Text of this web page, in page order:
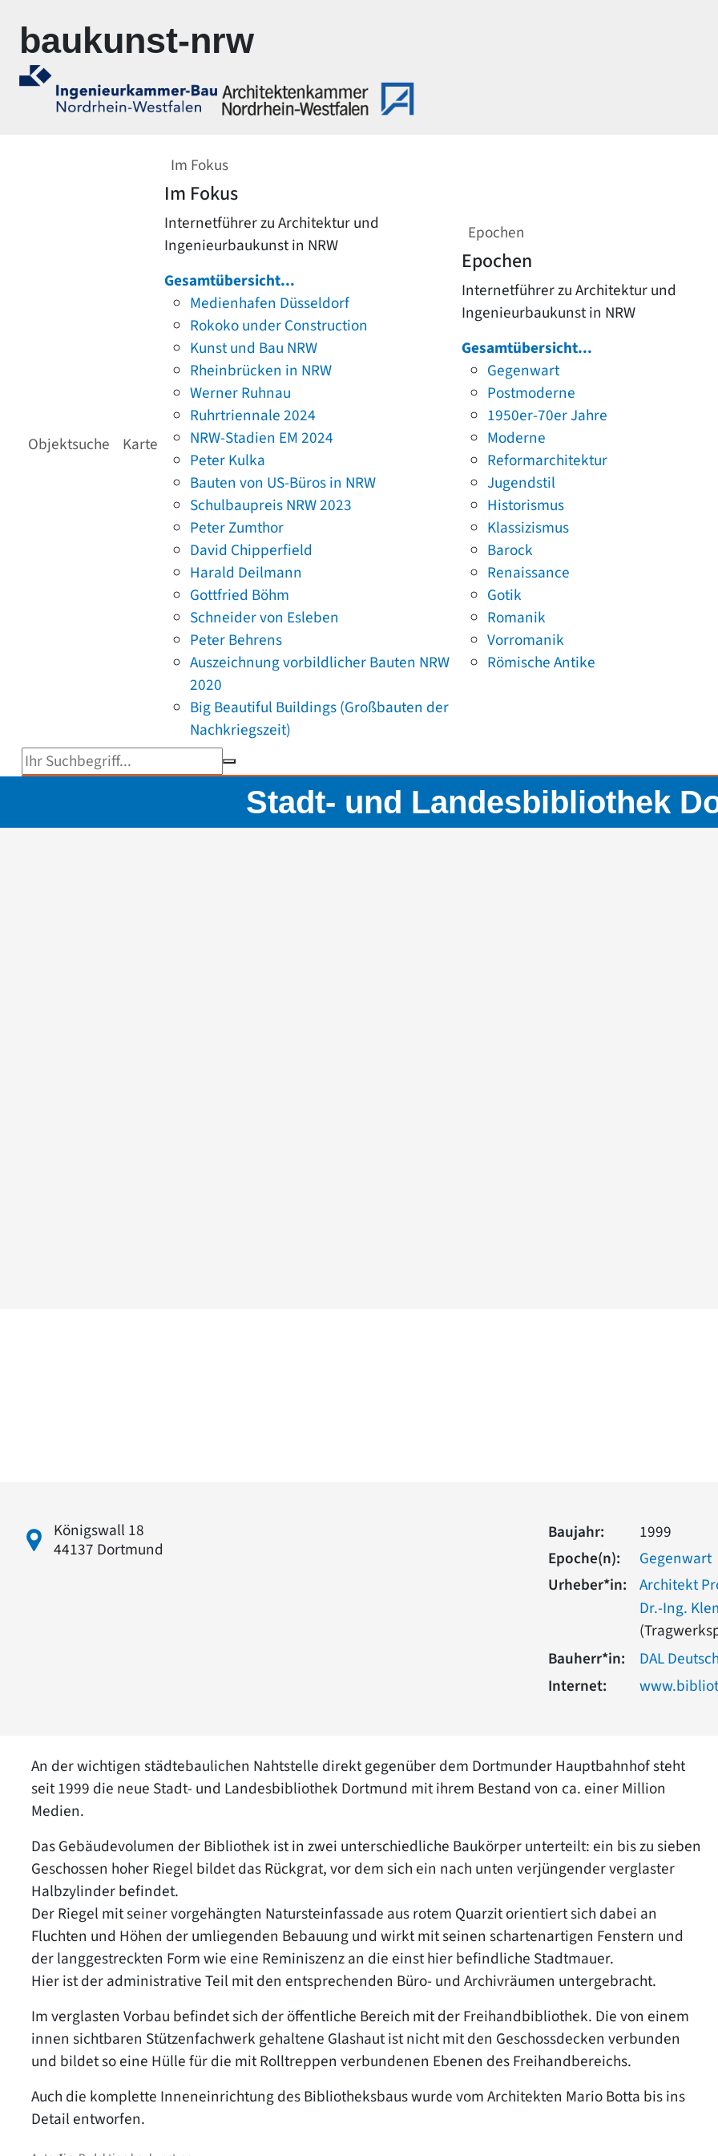
baukunst-nrw
Objektsuche Karte
Im Fokus
Im Fokus
Internetführer zu Architektur und
Ingenieurbaukunst in NRW
Gesamtübersicht...
Medienhafen Düsseldorf
Rokoko under Construction
Kunst und Bau NRW
Rheinbrücken in NRW
Werner Ruhnau
Ruhrtriennale 2024
NRW-Stadien EM 2024
Peter Kulka
Bauten von US-Büros in NRW
Schulbaupreis NRW 2023
Peter Zumthor
David Chipperfield
Harald Deilmann
Gottfried Böhm
Schneider von Esleben
Peter Behrens
Auszeichnung vorbildlicher Bauten NRW
2020
Big Beautiful Buildings (Großbauten der
Nachkriegszeit)
Epochen
Epochen
Internetführer zu Architektur und
Ingenieurbaukunst in NRW
Gesamtübersicht...
Gegenwart
Postmoderne
1950er-70er Jahre
Moderne
Reformarchitektur
Jugendstil
Historismus
Klassizismus
Barock
Renaissance
Gotik
Romanik
Vorromanik
Römische Antike
Suchbegriff eingeben
Stadt- und Landesbibliothek
Königswall 18
44137 Dortmund
Baujahr:
1999
Epoche(n):
Gegenwart
Urheber*in:
Architekt
Dr.-Ing.
Bauherr*in:
DAL
Internet:
An der wichtigen städtebaulichen Nahtstelle direkt gegenüber dem Dortmunder Hauptbahnhof steht
seit 1999 die neue Stadt- und Landesbibliothek Dortmund mit ihrem Bestand von ca. einer Million
Medien.
Das Gebäudevolumen der Bibliothek ist in zwei unterschiedliche Baukörper unterteilt: ein bis zu sieben
Geschossen hoher Riegel bildet das Rückgrat, vor dem sich ein nach unten verjüngender verglaster
Halbzylinder befindet.
Der Riegel mit seiner vorgehängten Natursteinfassade aus rotem Quarzit orientiert sich dabei an
Fluchten und Höhen der umliegenden Bebauung und wirkt mit seinen schartenartigen Fenstern und
der langgestreckten Form wie eine Reminiszenz an die einst hier befindliche Stadtmauer.
Hier ist der administrative Teil mit den entsprechenden Büro- und Archivräumen untergebracht.
Im verglasten Vorbau befindet sich der öffentliche Bereich mit der Freihandbibliothek. Die von einem
innen sichtbaren Stützenfachwerk gehaltene Glashaut ist nicht mit den Geschossdecken verbunden
und bildet so eine Hülle für die mit Rolltreppen verbundenen Ebenen des Freihandbereichs.
Auch die komplette Inneneinrichtung des Bibliotheksbaus wurde vom Architekten Mario Botta bis ins
Detail entworfen.